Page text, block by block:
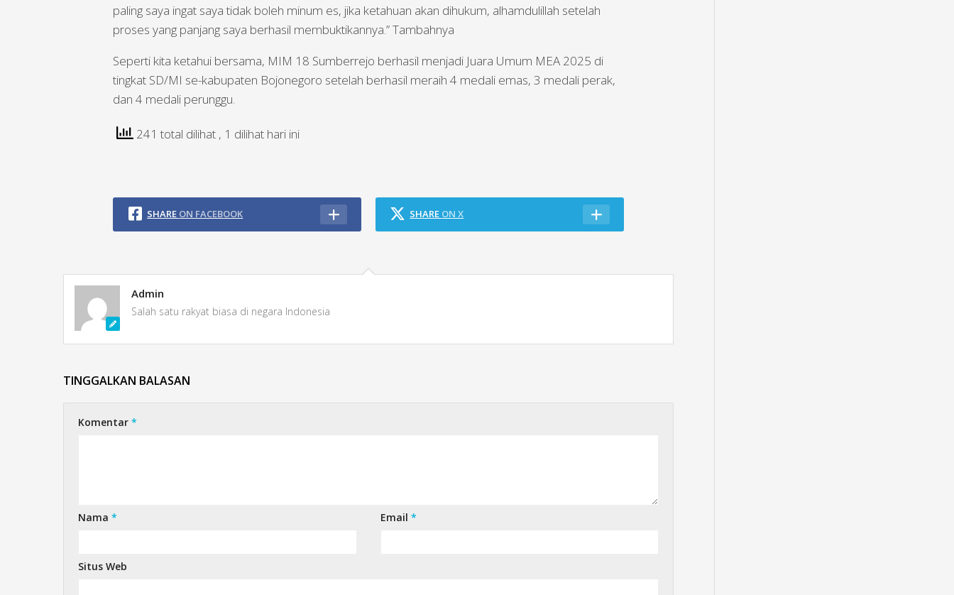
paling saya ingat saya tidak boleh minum es, jika ketahuan akan dihukum, alhamdulillah setelah
proses yang panjang saya berhasil membuktikannya.” Tambahnya
Seperti kita ketahui bersama, MIM 18 Sumberrejo berhasil menjadi Juara Umum MEA 2025 di
tingkat SD/MI se-kabupaten Bojonegoro setelah berhasil meraih 4 medali emas, 3 medali perak,
dan 4 medali perunggu.
241 total dilihat , 1 dilihat hari ini
SHARE ON FACEBOOK SHARE ON X
Admin
Salah satu rakyat biasa di negara Indonesia
TINGGALKAN BALASAN
Komentar*
Nama* Email *
Situs Web